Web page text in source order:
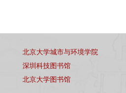
北京大学城市与环境学院
深圳科技图书馆
北京大学图书馆